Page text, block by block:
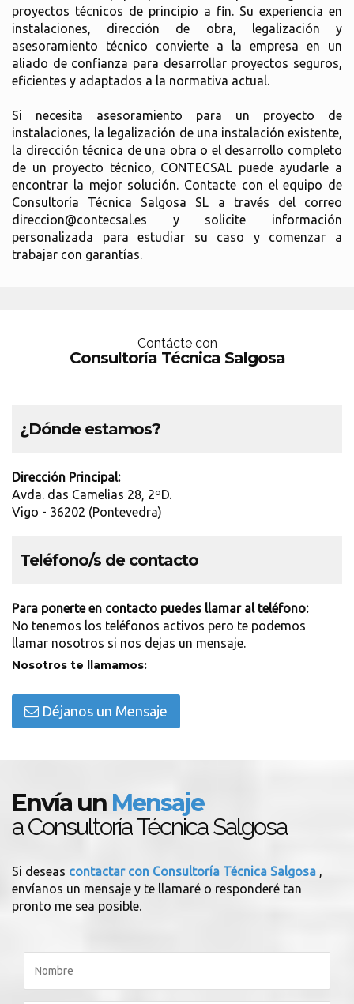
proyectos técnicos de principio a fin. Su experiencia en
instalaciones, dirección de obra, legalización y
asesoramiento técnico convierte a la empresa en un
aliado de confianza para desarrollar proyectos seguros,
eficientes y adaptados a la normativa actual.
Si necesita asesoramiento para un proyecto de
instalaciones, la legalización de una instalación existente,
la dirección técnica de una obra o el desarrollo completo
de un proyecto técnico, CONTECSAL puede ayudarle a
encontrar la mejor solución. Contacte con el equipo de
Consultoría Técnica Salgosa SL a través del correo
direccion@contecsal.es y solicite información
personalizada para estudiar su caso y comenzar a
trabajar con garantías.
Contácte con
Consultoría Técnica Salgosa
¿Dónde estamos?
Dirección Principal:
Avda. das Camelias 28, 2ºD.
Vigo - 36202 (Pontevedra)
Teléfono/s de contacto
Para ponerte en contacto puedes llamar al teléfono:
No tenemos los teléfonos activos pero te podemos
llamar nosotros si nos dejas un mensaje.
Nosotros te llamamos:
Déjanos un Mensaje
Envía un Mensaje
a Consultoría Técnica Salgosa
Si deseas contactar con Consultoría Técnica Salgosa ,
envíanos un mensaje y te llamaré o responderé tan
pronto me sea posible.